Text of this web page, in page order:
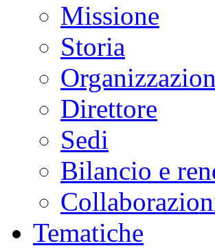
Missione
Storia
Direttore
Sedi
Bilancio e
Tematiche